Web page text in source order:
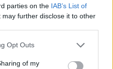
parties on the IAB’s List of
may further disclose it to other
uses one or more Google
behaviour. You may click to
Opt Outs
of my